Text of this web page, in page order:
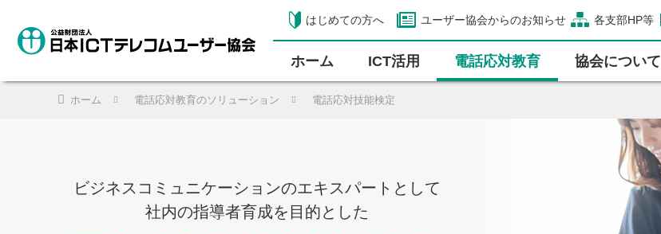
はじめての方へ ユーザー協会からのお知らせ 各支部HP等
ホーム ICT活⽤ 電話応対教育 協会について
ホーム 電話応対教育のソリューション 電話応対技能検定
ビジネスコミュニケーションのエキスパートとして
社内の指導者育成を目的とした